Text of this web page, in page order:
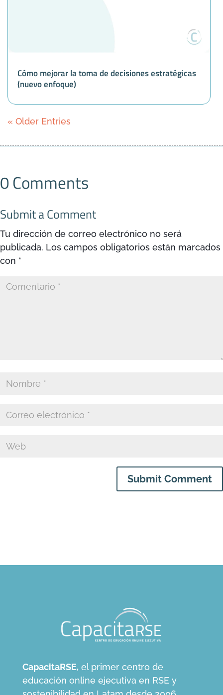
Cómo mejorar la toma de decisiones estratégicas
(nuevo enfoque)
« Older Entries
0 Comments
Submit a Comment
Tu dirección de correo electrónico no será
publicada. Los campos obligatorios están marcados
con *
Submit Comment
CapacitaRSE, el primer centro de
educación online ejecutiva en RSE y